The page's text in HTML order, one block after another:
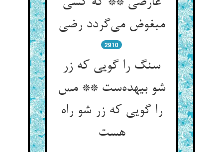
مبغوض می‌گردد رضی
2910
سنگ را گویی که زر
شو بیهده‌ست ** مس
را گویی که زر شو راه
هست